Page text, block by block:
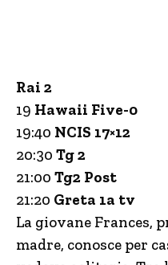
Rai 2
19 Hawaii Five-0
19:40 NCIS 17×12
20:30 Tg 2
21:00 Tg2 Post
21:20 Greta 1a tv
La giovane Frances,
madre, conosce per